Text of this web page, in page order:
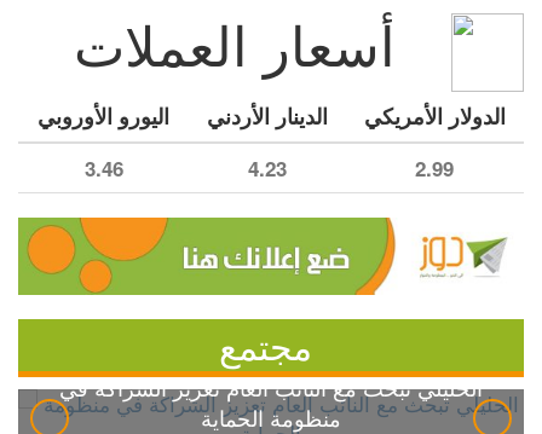
أسعار العملات
الدولار الأمريكي الدينار الأردني اليورو الأوروبي
2.99
4.23
3.46
مجتمع
الخليلي تبحث مع النائب العام تعزيز الشراكة في
منظومة الحماية